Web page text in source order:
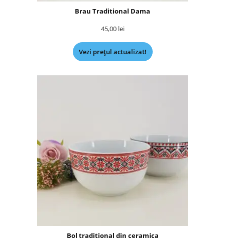
Brau Traditional Dama
45,00 lei
Vezi prețul actualizat!
Bol traditional din ceramica